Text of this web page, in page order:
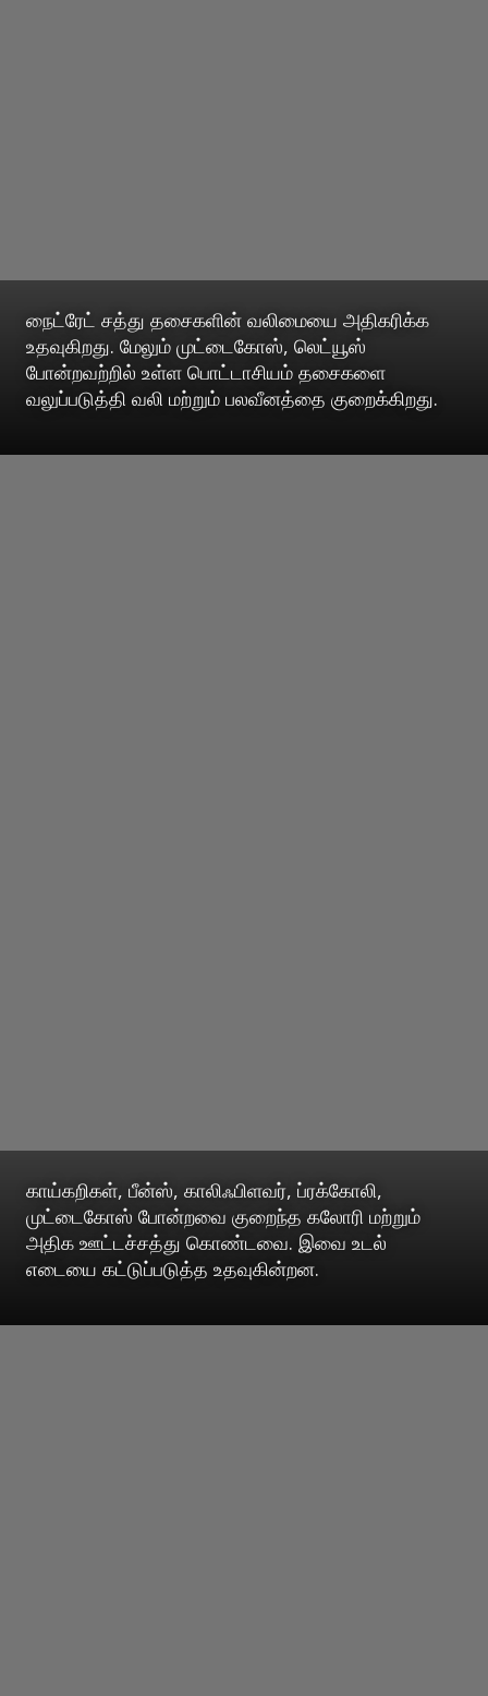
நைட்ரேட் சத்து தசைகளின் வலிமையை அதிகரிக்க
உதவுகிறது. மேலும் முட்டைகோஸ், லெட்யூஸ்
போன்றவற்றில் உள்ள பொட்டாசியம் தசைகளை
வலுப்படுத்தி வலி மற்றும் பலவீனத்தை குறைக்கிறது.
காய்கறிகள், பீன்ஸ், காலிஃபிளவர், ப்ரக்கோலி,
முட்டைகோஸ் போன்றவை குறைந்த கலோரி மற்றும்
அதிக ஊட்டச்சத்து கொண்டவை. இவை உடல்
எடையை கட்டுப்படுத்த உதவுகின்றன.